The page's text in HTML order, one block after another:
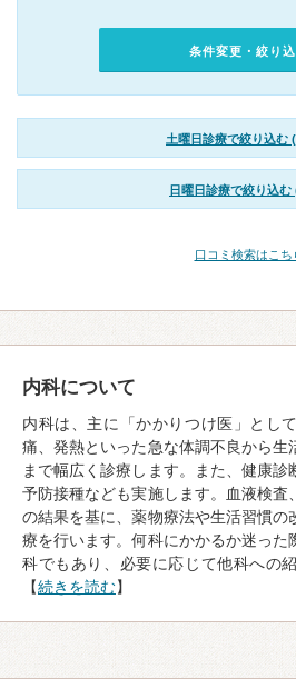
条件変更・絞り
土曜日診療で絞り込む
日曜日診療で絞り込む
口コミ検索はこち
内科について
内科は、主に「かかりつけ医」とし
痛、発熱といった急な体調不良から生
まで幅広く診療します。また、健康
予防接種なども実施します。血液検査
の結果を基に、薬物療法や生活習慣の
療を行います。何科にかかるか迷った
科でもあり、必要に応じて他科への
【続きを読む】